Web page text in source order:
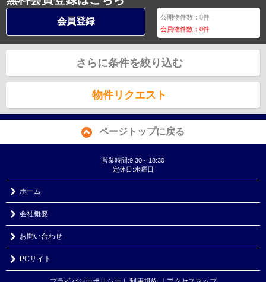
会員登録 公開物件数：0件
会員物件数：0件
さらに条件を絞り込む
物件リクエスト
ページトップに戻る
営業時間:9:30～18:30
定休日:水曜日
ホーム
会社概要
お問い合わせ
PCサイト